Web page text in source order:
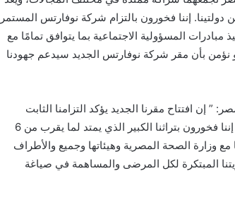
إننا فخورون بالتزام شركة نوفارتس المستمر
مبادرات المسؤولية الاجتماعية بما يتوافق تمامًا مع
نؤمن بأن مقر شركة نوفارتس الجديد سيدعم جهودنا
افتتاح مقرنا الجديد يؤكد التزامنا الثابت
والمستمر تجاه الشعب المصري وتلبية احتياجاته الصحية. إننا فخورون بتراثنا الكبير الذي يمتد لما يقرب من 6
وزارة الصحة المصرية وهيئاتها وجميع والأطراف
المبتكرة لكل المرضى والمساهمة في صياغة